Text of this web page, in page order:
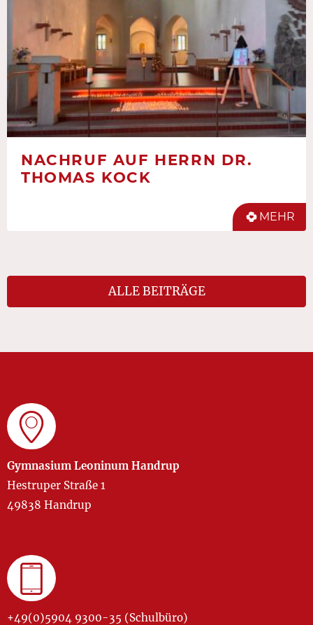
NACHRUF AUF HERRN DR.
THOMAS KOCK
MEHR
ALLE BEITRÄGE
Gymnasium Leoninum Handrup
Hestruper Straße 1
49838 Handrup
+49(0)5904 9300-35 (Schulbüro)